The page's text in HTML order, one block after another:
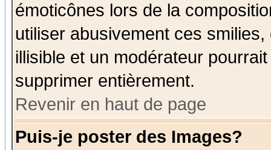
émoticônes lors de la
utiliser abusivement ces
illisible et un modérateur
supprimer entièrement.
Revenir en haut de page
Puis-je poster des Images?